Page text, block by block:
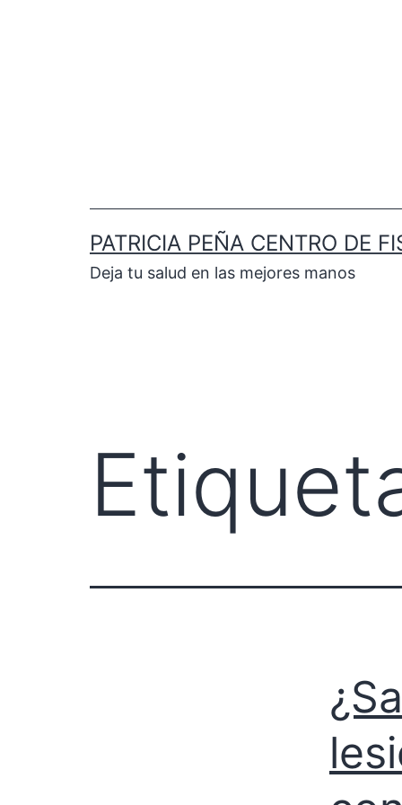
PATRICIA PEÑA CENTRO DE
Deja tu salud en las mejores manos